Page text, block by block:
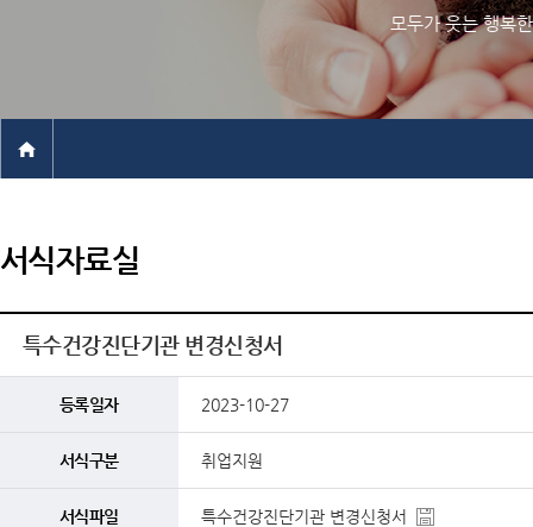
관련사이트
모두가 웃는 행복
서식자료실
특수건강진단기관 변경신청서
등록일자 2023-10-27
서식구분 취업지원
서식파일 특수건강진단기관 변경신청서